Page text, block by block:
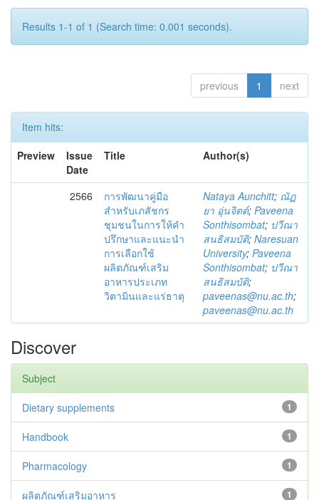
Results 1-1 of 1 (Search time: 0.001 seconds).
previous 1 next
Item hits:
Preview
Issue
Date
Title Author(s)
2566
การพัฒนาคู่มือ
สำหรับเภสัชกร
ชุมชนในการให้คำ
ปรึกษาและแนะนำ
การเลือกใช้
ผลิตภัณฑ์เสริม
อาหารประเภท
วิตามินและแร่ธาตุ
Nataya Aunchitt; ณัฏ
ยา อุ่นจิตต์; Paveena
Sonthisombat; ปวีณา
สนธิสมบัติ; Naresuan
University; Paveena
Sonthisombat; ปวีณา
สนธิสมบัติ;
paveenas@nu.ac.th;
paveenas@nu.ac.th
Discover
Subject
1
Dietary supplements
1
Handbook
1
Pharmacology
1
ผลิตภัณฑ์เสริมอาหาร